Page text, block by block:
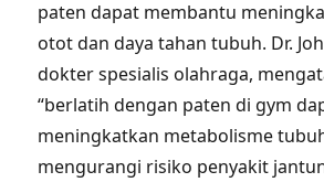
paten dapat membantu
otot dan daya tahan tubuh. Dr.
dokter spesialis olahraga,
“berlatih dengan paten di gym
meningkatkan metabolisme
mengurangi risiko penyakit